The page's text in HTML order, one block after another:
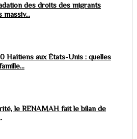
des droits des migrants
massiv...
Haïtiens aux États-Unis : quelles
le RENAMAH fait le bilan de